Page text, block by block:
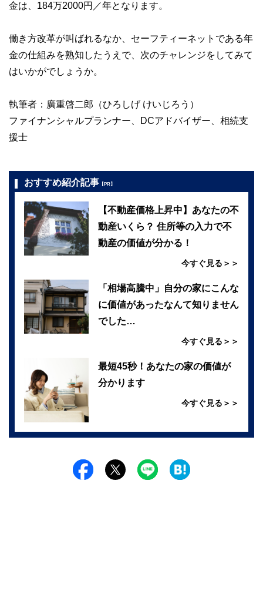
金は、184万2000円／年となります。
働き方改革が叫ばれるなか、セーフティーネットである年
金の仕組みを熟知したうえで、次のチャレンジをしてみて
はいかがでしょうか。
執筆者：廣重啓二郎（ひろしげ けいじろう）
ファイナンシャルプランナー、DCアドバイザー、相続支
援士
おすすめ紹介記事 【PR】
【不動産価格上昇中】あなたの不
動産いくら？ 住所等の入力で不
動産の価値が分かる！
今すぐ見る＞＞
「相場高騰中」自分の家にこんな
に価値があったなんて知りません
でした…
今すぐ見る＞＞
最短45秒！あなたの家の価値が
分かります
今すぐ見る＞＞